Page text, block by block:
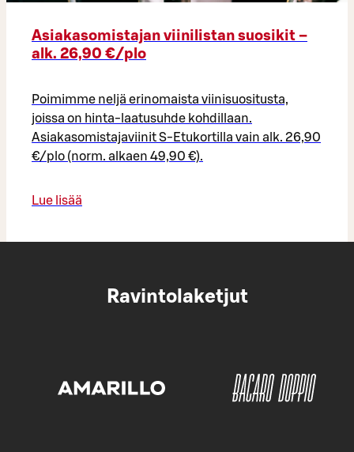
Asiakasomistajan viinilistan suosikit –
alk. 26,90 €/plo​
Poimimme neljä erinomaista viinisuositusta,
joissa on hinta-laatusuhde kohdillaan.
Asiakasomistajaviinit S-Etukortilla vain alk. 26,90
€/plo (norm. alkaen 49,90 €).
Lue lisää
Ravintolaketjut